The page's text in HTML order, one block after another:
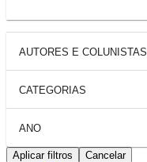
AUTORES E COLUNISTAS
CATEGORIAS
ANO
Aplicar filtros Cancelar